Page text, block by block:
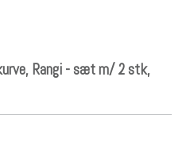
Rangi - sæt m/ 2 stk,